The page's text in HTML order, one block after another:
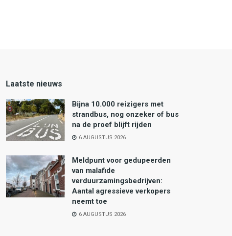
Laatste nieuws
Bijna 10.000 reizigers met
strandbus, nog onzeker of bus
na de proef blijft rijden
6 AUGUSTUS 2026
Meldpunt voor gedupeerden
van malafide
verduurzamingsbedrijven:
Aantal agressieve verkopers
neemt toe
6 AUGUSTUS 2026